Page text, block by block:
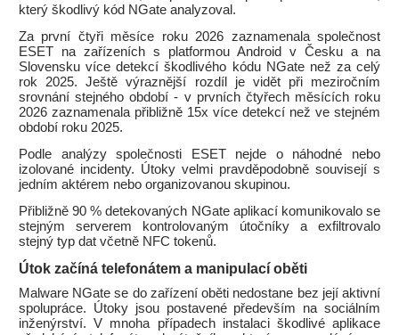
který škodlivý kód NGate analyzoval.
Za první čtyři měsíce roku 2026 zaznamenala společnost
ESET na zařízeních s platformou Android v Česku a na
Slovensku více detekcí škodlivého kódu NGate než za celý
rok 2025. Ještě výraznější rozdíl je vidět při meziročním
srovnání stejného období - v prvních čtyřech měsících roku
2026 zaznamenala přibližně 15x více detekcí než ve stejném
období roku 2025.
Podle analýzy společnosti ESET nejde o náhodné nebo
izolované incidenty. Útoky velmi pravděpodobně souvisejí s
jedním aktérem nebo organizovanou skupinou.
Přibližně 90 % detekovaných NGate aplikací komunikovalo se
stejným serverem kontrolovaným útočníky a exfiltrovalo
stejný typ dat včetně NFC tokenů.
Útok začíná telefonátem a manipulací oběti
Malware NGate se do zařízení oběti nedostane bez její aktivní
spolupráce. Útoky jsou postavené především na sociálním
inženýrství. V mnoha případech instalaci škodlivé aplikace